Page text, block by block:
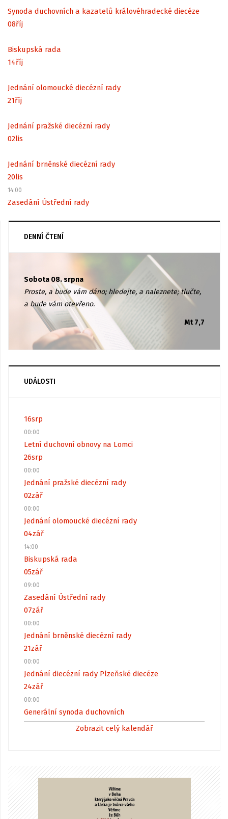
Synoda duchovních a kazatelů královéhradecké diecéze
08říj
Biskupská rada
14říj
Jednání olomoucké diecézní rady
21říj
Jednání pražské diecézní rady
02lis
Jednání brněnské diecézní rady
20lis
14:00
Zasedání Ústřední rady
DENNÍ ČTENÍ
Sobota 08. srpna
Proste, a bude vám dáno; hledejte, a naleznete; tlučte,
a bude vám otevřeno.
Mt 7,7
UDÁLOSTI
16srp
00:00
Letní duchovní obnovy na Lomci
26srp
00:00
Jednání pražské diecézní rady
02zář
00:00
Jednání olomoucké diecézní rady
04zář
14:00
Biskupská rada
05zář
09:00
Zasedání Ústřední rady
07zář
00:00
Jednání brněnské diecézní rady
21zář
00:00
Jednání diecézní rady Plzeňské diecéze
24zář
00:00
Generální synoda duchovních
Zobrazit celý kalendář